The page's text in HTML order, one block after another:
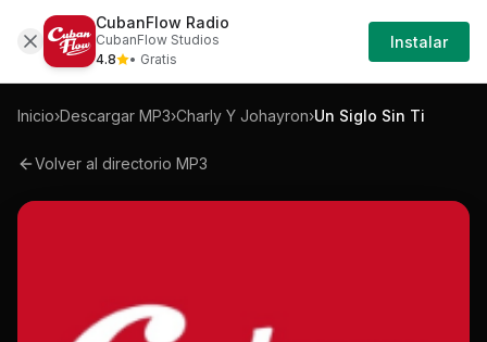
Mp3 Charly-y-johayron-un-siglo-sin-ti-mp3
Iniciar
Sesión
Inicio›Descargar MP3›Charly Y Johayron›Un Siglo Sin Ti
Volver al directorio MP3
CubanFlow Radio
CubanFlow Studios
4.8
• Gratis
Instalar